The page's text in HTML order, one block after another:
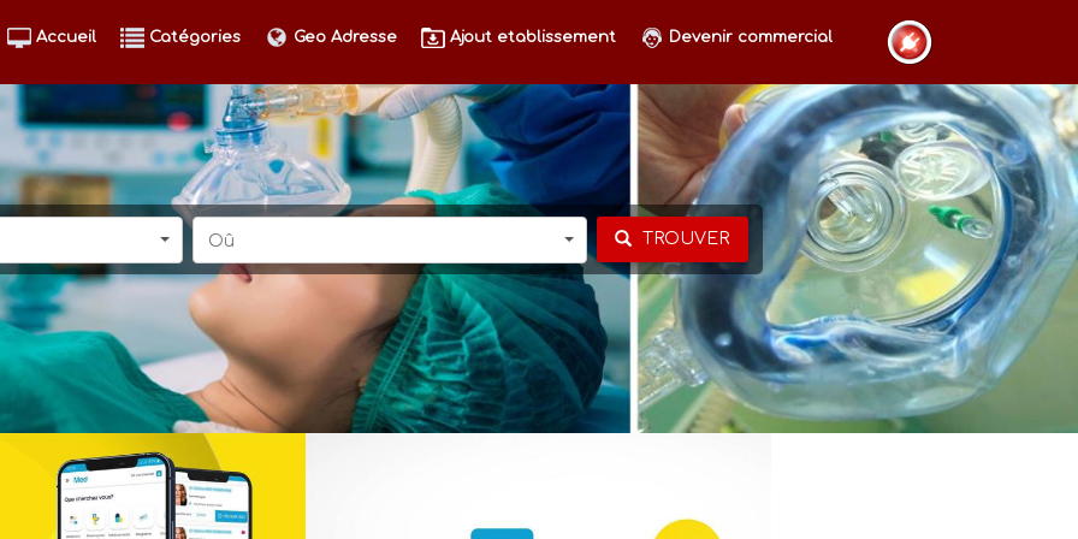
Accueil Catégories Geo Adresse Ajout etablissement Devenir commercial
Oû TROUVER